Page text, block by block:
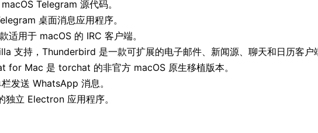
Telegram 源代码。
桌面消息应用程序。
适用于 macOS 的 IRC 客户端。
支持，Thunderbird 是一款可扩展的电子邮件、新闻源、聊天和日历客户
for Mac 是 torchat 的非官方 macOS 原生移植版本。
发送 WhatsApp 消息。
独立 Electron 应用程序。